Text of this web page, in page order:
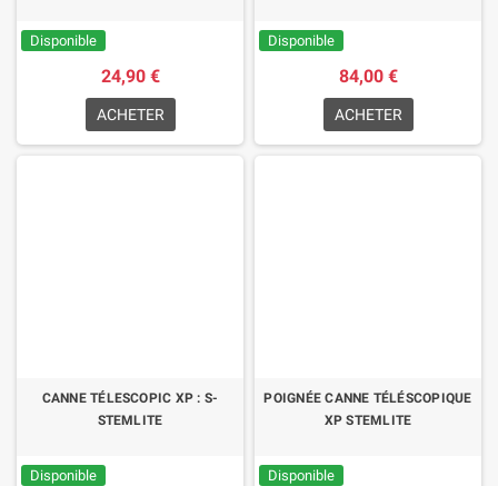
Disponible
24,90 €
ACHETER
Disponible
84,00 €
ACHETER
CANNE TÉLESCOPIC XP : S-
STEMLITE
Disponible
POIGNÉE CANNE TÉLÉSCOPIQUE
XP STEMLITE
Disponible